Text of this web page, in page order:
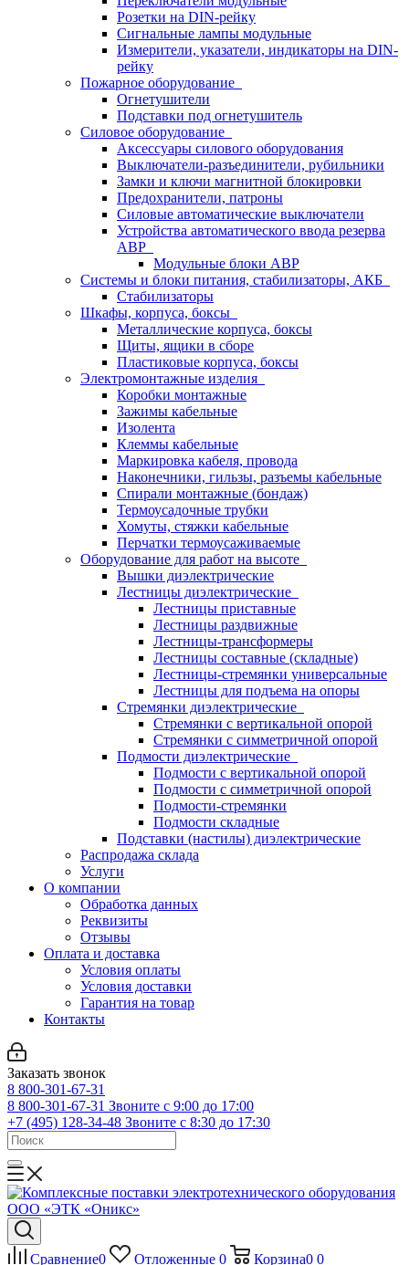
Розетки на DIN-рейку
Сигнальные лампы модульные
Измерители, указатели, индикаторы на DIN-
рейку
Пожарное оборудование
Огнетушители
Подставки под огнетушитель
Силовое оборудование
Аксессуары силового оборудования
Выключатели-разъединители, рубильники
Замки и ключи магнитной блокировки
Предохранители, патроны
Силовые автоматические выключатели
Устройства автоматического ввода резерва
АВР
Модульные блоки АВР
Системы и блоки питания, стабилизаторы, АКБ
Стабилизаторы
Шкафы, корпуса, боксы
Металлические корпуса, боксы
Щиты, ящики в сборе
Пластиковые корпуса, боксы
Электромонтажные изделия
Коробки монтажные
Зажимы кабельные
Изолента
Клеммы кабельные
Маркировка кабеля, провода
Наконечники, гильзы, разъемы кабельные
Спирали монтажные (бондаж)
Термоусадочные трубки
Хомуты, стяжки кабельные
Перчатки термоусаживаемые
Оборудование для работ на высоте
Вышки диэлектрические
Лестницы диэлектрические
Лестницы приставные
Лестницы раздвижные
Лестницы-трансформеры
Лестницы составные (складные)
Лестницы-стремянки универсальные
Лестницы для подъема на опоры
Стремянки диэлектрические
Стремянки с вертикальной опорой
Стремянки с симметричной опорой
Подмости диэлектрические
Подмости с вертикальной опорой
Подмости с симметричной опорой
Подмости-стремянки
Подмости складные
Подставки (настилы) диэлектрические
Распродажа склада
Услуги
О компании
Обработка данных
Реквизиты
Отзывы
Оплата и доставка
Условия оплаты
Условия доставки
Гарантия на товар
Контакты
Заказать звонок
8 800-301-67-31
8 800-301-67-31 Звоните с 9:00 до 17:00
+7 (495) 128-34-48 Звоните с 8:30 до 17:30
Сравнение0 Отложенные 0 Корзина0 0